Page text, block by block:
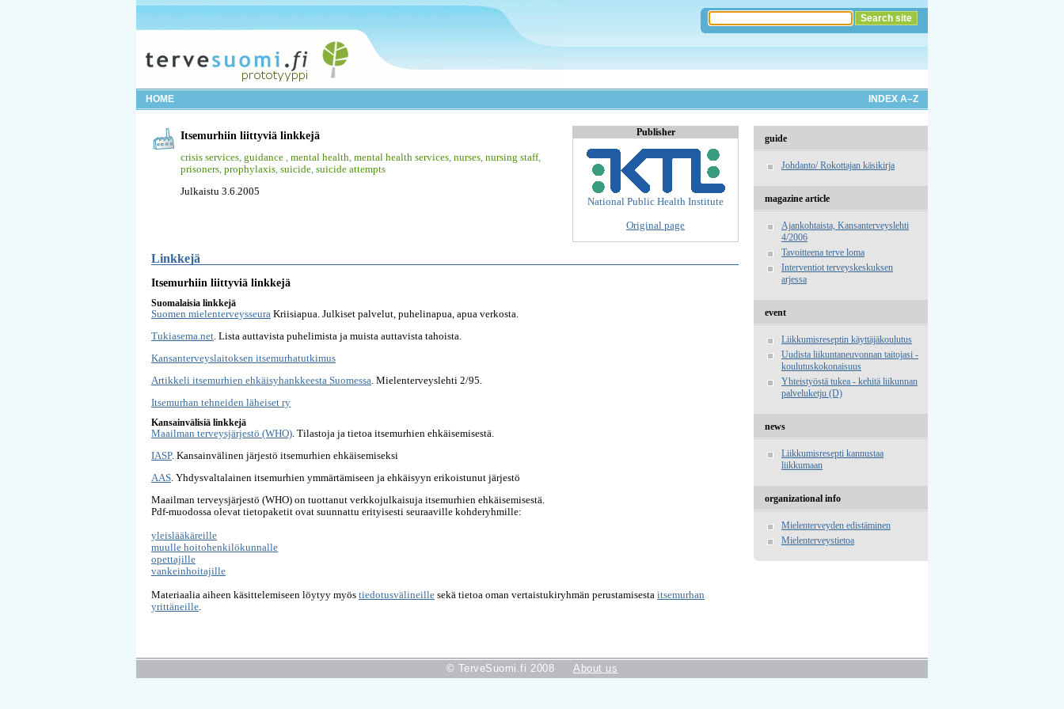
HOME INDEX A–Z
Publisher
National Public Health Institute
Original page
Itsemurhiin liittyviä linkkejä
crisis services guidance mental health mental health services nurses nursing staff,
prisoners prophylaxis suicide suicide attempts
Julkaistu 3.6.2005
Linkkejä
Itsemurhiin liittyviä linkkejä
Suomalaisia linkkejä
Suomen mielenterveysseura Kriisiapua. Julkiset palvelut, puhelinapua, apua verkosta.
Tukiasema.net. Lista auttavista puhelimista ja muista auttavista tahoista.
Kansanterveyslaitoksen itsemurhatutkimus
Artikkeli itsemurhien ehkäisyhankkeesta Suomessa. Mielenterveyslehti 2/95.
Itsemurhan tehneiden läheiset ry
Kansainvälisiä linkkejä
Maailman terveysjärjestö (WHO). Tilastoja ja tietoa itsemurhien ehkäisemisestä.
IASP. Kansainvälinen järjestö itsemurhien ehkäisemiseksi
AAS. Yhdysvaltalainen itsemurhien ymmärtämiseen ja ehkäisyyn erikoistunut järjestö
Maailman terveysjärjestö (WHO) on tuottanut verkkojulkaisuja itsemurhien ehkäisemisestä.
Pdf-muodossa olevat tietopaketit ovat suunnattu erityisesti seuraaville kohderyhmille:
yleislääkäreille
muulle hoitohenkilökunnalle
opettajille
vankeinhoitajille
Materiaalia aiheen käsittelemiseen löytyy myös tiedotusvälineille sekä tietoa oman vertaistukiryhmän perustamisesta itsemurhan
yrittäneille.
guide
Johdanto/ Rokottajan käsikirja
magazine article
Ajankohtaista, Kansanterveyslehti
4/2006
Tavoitteena terve loma
Interventiot terveyskeskuksen
arjessa
event
Liikkumisreseptin käyttäjäkoulutus
Uudista liikuntaneuvonnan taitojasi -
koulutuskokonaisuus
Yhteistyöstä tukea - kehitä liikunnan
palveluketju (D)
news
Liikkumisresepti kannustaa
liikkumaan
organizational info
Mielenterveyden edistäminen
Mielenterveystietoa
© TerveSuomi.fi 2008 About us